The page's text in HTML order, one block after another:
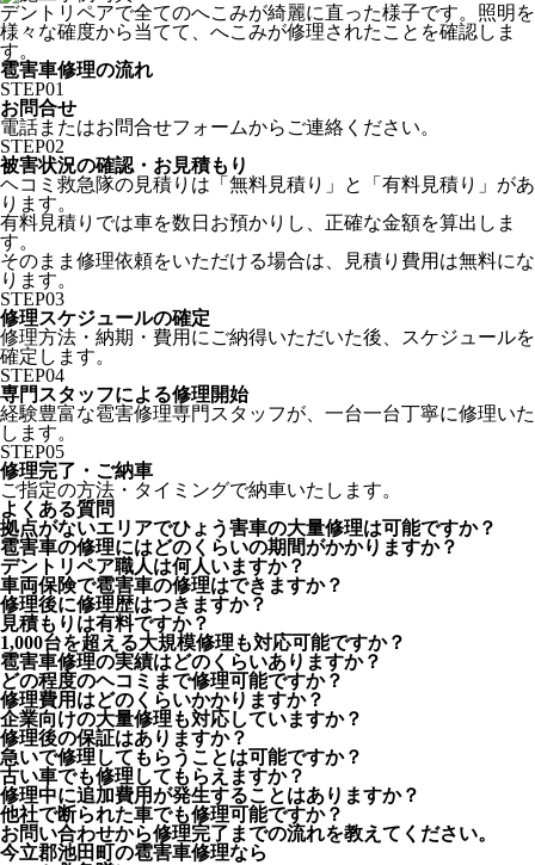
デントリペアで全てのへこみが綺麗に直った様子です。照明を
様々な確度から当てて、へこみが修理されたことを確認しま
す。
雹害車修理の流れ
STEP01
お問合せ
電話またはお問合せフォームからご連絡ください。
STEP02
被害状況の確認・お見積もり
ヘコミ救急隊の見積りは「無料見積り」と「有料見積り」があ
ります。
有料見積りでは車を数日お預かりし、正確な金額を算出しま
す。
そのまま修理依頼をいただける場合は、見積り費用は無料にな
ります。
STEP03
修理スケジュールの確定
修理方法・納期・費用にご納得いただいた後、スケジュールを
確定します。
STEP04
専門スタッフによる修理開始
経験豊富な雹害修理専門スタッフが、一台一台丁寧に修理いた
します。
STEP05
修理完了・ご納車
ご指定の方法・タイミングで納車いたします。
よくある質問
拠点がないエリアでひょう害車の大量修理は可能ですか？
雹害車の修理にはどのくらいの期間がかかりますか？
デントリペア職人は何人いますか？
車両保険で雹害車の修理はできますか？
修理後に修理歴はつきますか？
見積もりは有料ですか？
1,000台を超える大規模修理も対応可能ですか？
雹害車修理の実績はどのくらいありますか？
どの程度のヘコミまで修理可能ですか？
修理費用はどのくらいかかりますか？
企業向けの大量修理も対応していますか？
修理後の保証はありますか？
急いで修理してもらうことは可能ですか？
古い車でも修理してもらえますか？
修理中に追加費用が発生することはありますか？
他社で断られた車でも修理可能ですか？
お問い合わせから修理完了までの流れを教えてください。
今立郡池田町の雹害車修理なら